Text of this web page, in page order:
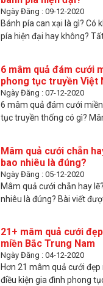
Ngày Đăng : 09-12-2020
Bánh pía can xại là gì? Có
pía hiện đại hay không?
6 mâm quả đám cưới
phong tục truyền Việt
Ngày Đăng : 07-12-2020
6 mâm quả đám cưới
tục truyền thống có gì?
Mâm quả cưới chẵn
bao nhiêu là đúng?
Ngày Đăng : 05-12-2020
Mâm quả cưới chẵn hay
nhiêu là đúng? Bài viết
21+ mâm quả cưới
miền Bắc Trung Nam
Ngày Đăng : 04-12-2020
Hơn 21 mâm quả cưới
điều kiện gia đình phong tục